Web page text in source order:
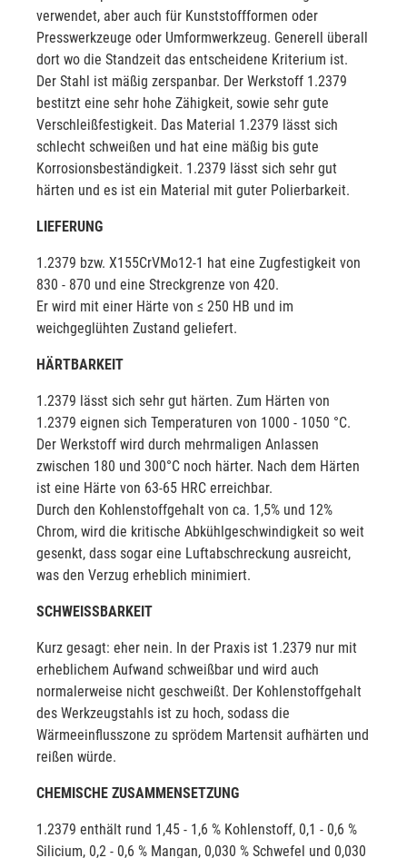
verwendet, aber auch für Kunststoffformen oder
Presswerkzeuge oder Umformwerkzeug. Generell überall
dort wo die Standzeit das entscheidene Kriterium ist.
Der Stahl ist mäßig zerspanbar. Der Werkstoff 1.2379
bestitzt eine sehr hohe Zähigkeit, sowie sehr gute
Verschleißfestigkeit. Das Material 1.2379 lässt sich
schlecht schweißen und hat eine mäßig bis gute
Korrosionsbeständigkeit. 1.2379 lässt sich sehr gut
härten und es ist ein Material mit guter Polierbarkeit.
LIEFERUNG
1.2379 bzw. X155CrVMo12-1 hat eine Zugfestigkeit von
830 - 870 und eine Streckgrenze von 420.
Er wird mit einer Härte von ≤ 250 HB und im
weichgeglühten Zustand geliefert.
HÄRTBARKEIT
1.2379 lässt sich sehr gut härten. Zum Härten von
1.2379 eignen sich Temperaturen von 1000 - 1050 °C.
Der Werkstoff wird durch mehrmaligen Anlassen
zwischen 180 und 300°C noch härter. Nach dem Härten
ist eine Härte von 63-65 HRC erreichbar.
Durch den Kohlenstoffgehalt von ca. 1,5% und 12%
Chrom, wird die kritische Abkühlgeschwindigkeit so weit
gesenkt, dass sogar eine Luftabschreckung ausreicht,
was den Verzug erheblich minimiert.
SCHWEISSBARKEIT
Kurz gesagt: eher nein. In der Praxis ist 1.2379 nur mit
erheblichem Aufwand schweißbar und wird auch
normalerweise nicht geschweißt. Der Kohlenstoffgehalt
des Werkzeugstahls ist zu hoch, sodass die
Wärmeeinflusszone zu sprödem Martensit aufhärten und
reißen würde.
CHEMISCHE ZUSAMMENSETZUNG
1.2379 enthält rund 1,45 - 1,6 % Kohlenstoff, 0,1 - 0,6 %
Silicium, 0,2 - 0,6 % Mangan, 0,030 % Schwefel und 0,030